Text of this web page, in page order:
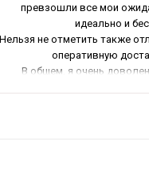
превзошли все мои
идеально и
Нельзя не отметить также
оперативную
В общем, я очень